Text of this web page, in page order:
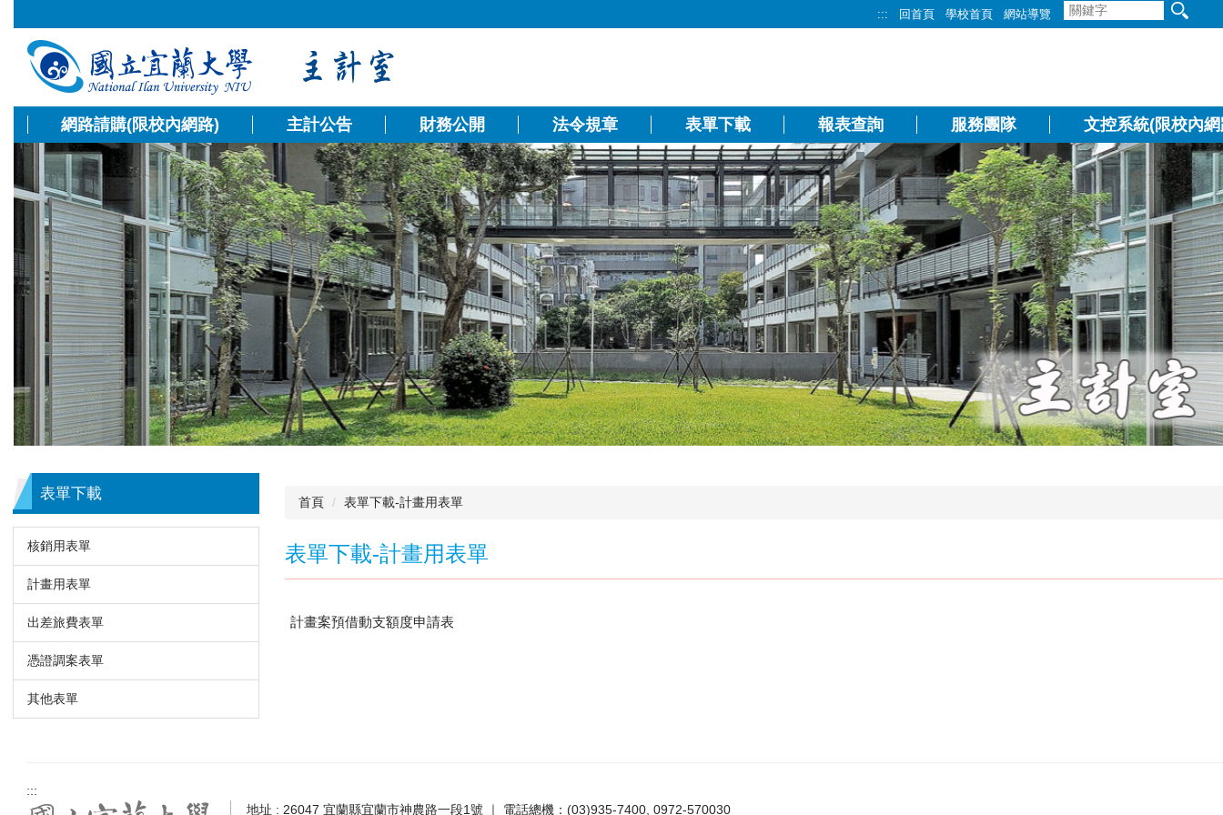
到
容
::: 回首頁 學校首頁 網站導覽
網路請購(限校內網路) 主計公告 財務公開 法令規章 表單下載 報表查詢 服務團隊 文控系統(限校內
表單下載
核銷用表單
計畫用表單
出差旅費表單
憑證調案表單
其他表單
首頁 表單下載-計畫用表單
表單下載-計畫用表單
計畫案預借動支額度申請表
:::
地址 : 26047 宜蘭縣宜蘭市神農路一段1號 ｜ 電話總機：(03)935-7400, 0972-570030